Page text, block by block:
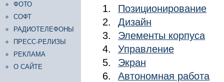
ФОТО
СОФТ
РАДИОТЕЛЕФОНЫ
ПРЕСС-РЕЛИЗЫ
РЕКЛАМА
О САЙТЕ
Позиционирование
Дизайн
Элементы корпуса
Управление
Экран
Автономная работа